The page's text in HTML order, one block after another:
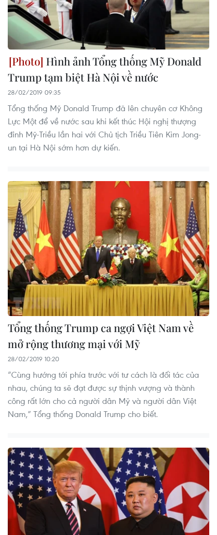
Hình ảnh Tổng thống Mỹ Donald
Trump tạm biệt Hà Nội về nước
28/02/2019 09:35
Tổng thống Mỹ Donald Trump đã lên chuyên cơ Không
Lực Một để về nước sau khi kết thúc Hội nghị thượng
đỉnh Mỹ-Triều lần hai với Chủ tịch Triều Tiên Kim Jong-
un tại Hà Nội sớm hơn dự kiến.
Tổng thống Trump ca ngợi Việt Nam về
mở rộng thương mại với Mỹ
28/02/2019 10:20
“Cùng hướng tới phía trước với tư cách là đối tác của
nhau, chúng ta sẽ đạt được sự thịnh vượng và thành
công rất lớn cho cả người dân Mỹ và người dân Việt
Nam,” Tổng thống Donald Trump cho biết.